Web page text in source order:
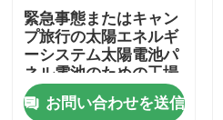
ホーム
製品
緊急事態またはキャン
プ旅行の太陽エネルギ
ーシステム太陽電池パ
ネル電池のための工場
OEM 2500Wエネルギ
ー世代別電池
お問い合わせを送信